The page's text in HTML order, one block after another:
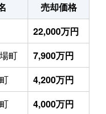
売却価格
22,000万円
町
7,900万円
4,200万円
4,000万円